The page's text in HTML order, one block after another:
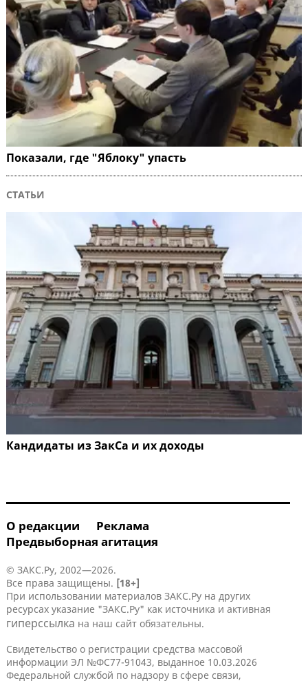
Показали, где "Яблоку" упасть
СТАТЬИ
Кандидаты из ЗакСа и их доходы
О редакции
Реклама
Предвыборная агитация
© ЗАКС.Ру, 2002—2026.
Все права защищены. [18+]
При использовании материалов ЗАКС.Ру на других
ресурсах указание "ЗАКС.Ру" как источника и активная
гиперссылка на наш сайт обязательны.
Свидетельство о регистрации средства массовой
информации ЭЛ №ФС77-91043, выданное 10.03.2026
Федеральной службой по надзору в сфере связи,